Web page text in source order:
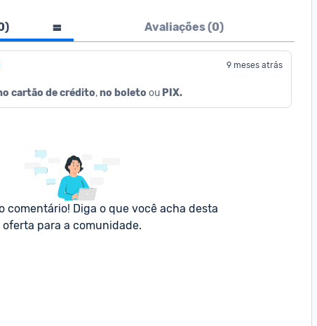
) Avaliações (0)
9 meses atrás
cartão de crédito, no boleto ou PIX.
comentário! Diga o que você acha desta
oferta para a comunidade.